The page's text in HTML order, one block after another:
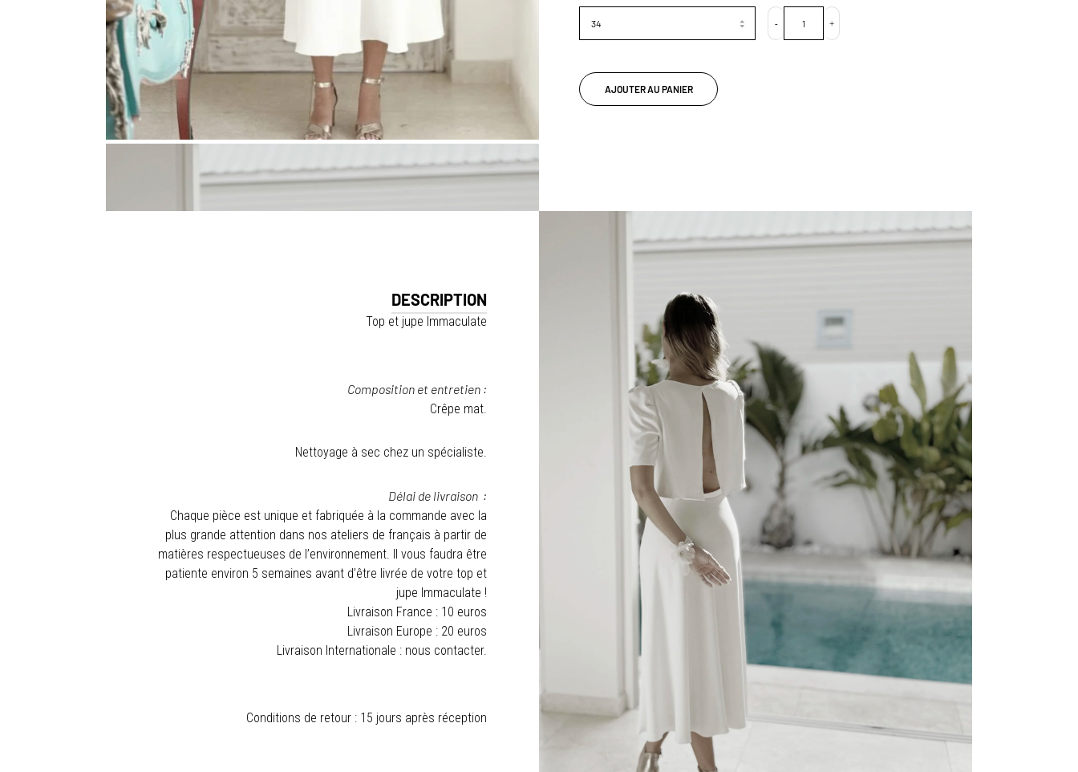
- +
AJOUTER AU PANIER
DESCRIPTION
Top et jupe Immaculate
Composition et entretien :
Crêpe mat.
Nettoyage à sec chez un spécialiste.
Délai de livraison :
Chaque pièce est unique et fabriquée à la commande avec la
plus grande attention dans nos ateliers de français à partir de
matières respectueuses de l’environnement. Il vous faudra être
patiente environ 5 semaines avant d’être livrée de votre top et
jupe Immaculate !
Livraison France : 10 euros
Livraison Europe : 20 euros
Livraison Internationale : nous contacter.
Conditions de retour : 15 jours après réception